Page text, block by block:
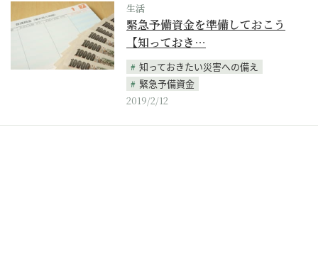
生活
緊急予備資金を準備しておこう
【知っておき…
知っておきたい災害への備え
緊急予備資金
2019/2/12